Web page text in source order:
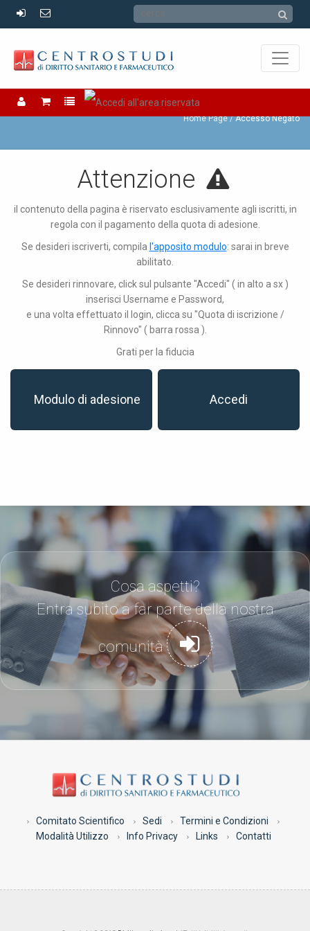
Accesso Negato
Home Page Accesso Negato
Attenzione
il contenuto della pagina è riservato esclusivamente agli iscritti, in
regola con il pagamento della quota di adesione.
Se desideri iscriverti, compila l'apposito modulo: sarai in breve
abilitato.
Se desideri rinnovare, click sul pulsante "Accedi" ( in alto a sx )
inserisci Username e Password,
e una volta effettuato il login, clicca su "Quota di iscrizione /
Rinnovo" ( barra rossa ).
Grati per la fiducia
Modulo di adesione Accedi
Cosa aspetti?
Entra subito a far parte della nostra
comunità
Comitato Scientifico Sedi
Termini e Condizioni
Modalità Utilizzo
Info Privacy Links Contatti